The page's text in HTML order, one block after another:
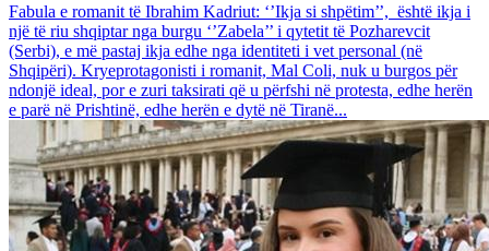
Fabula e romanit të Ibrahim Kadriut: ‘’Ikja si shpëtim’’, është ikja i
një të riu shqiptar nga burgu ‘’Zabela’’ i qytetit të Pozharevcit
(Serbi), e më pastaj ikja edhe nga identiteti i vet personal (në
Shqipëri). Kryeprotagonisti i romanit, Mal Coli, nuk u burgos për
ndonjë ideal, por e zuri taksirati që u përfshi në protesta, edhe herën
e parë në Prishtinë, edhe herën e dytë në Tiranë...